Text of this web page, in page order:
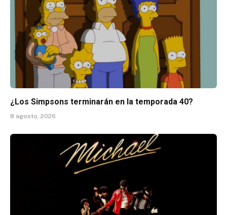
¿Los Simpsons terminarán en la temporada 40?
8 agosto, 2026